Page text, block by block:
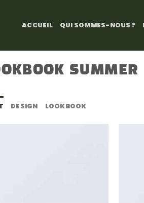
ACCUEIL QUI SOMMES-NOUS ?
SUMMER
DESIGN LOOKBOOK